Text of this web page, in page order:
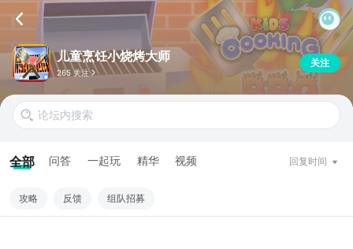
儿童烹饪小烧烤大师
265 关注
关注
全部 问答 一起玩 精华 视频 回复时间
攻略 反馈 组队招募